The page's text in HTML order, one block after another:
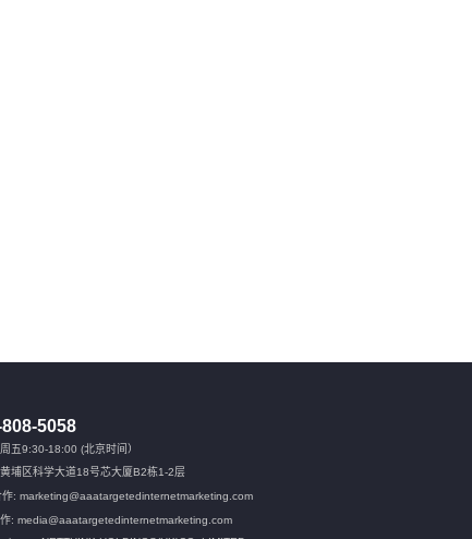
5058
五9:30-18:00 (北京时间）
埔区科学大道18号芯大厦B2栋1-2层
作: marketing@aaatargetedinternetmarketing.com
: media@aaatargetedinternetmarketing.com